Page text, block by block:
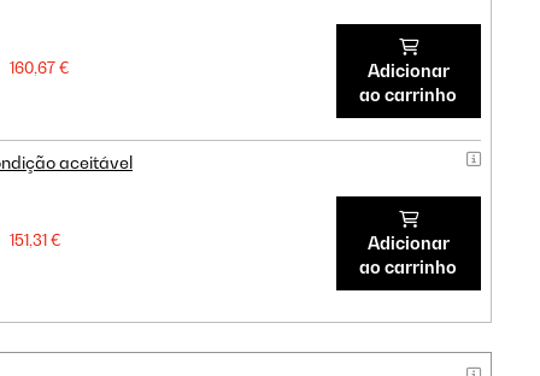
160,67 €
Adicionar
ao carrinho
aceitável
151,31 €
Adicionar
ao carrinho